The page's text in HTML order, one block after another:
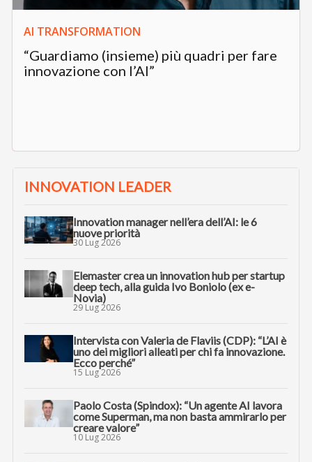
AI TRANSFORMATION
“Guardiamo (insieme) più quadri per fare
innovazione con l’AI”
INNOVATION LEADER
Innovation manager nell’era dell’AI: le 6
nuove priorità
30 Lug 2026
Elemaster crea un innovation hub per startup
deep tech, alla guida Ivo Boniolo (ex e-
Novia)
29 Lug 2026
Intervista con Valeria de Flaviis (CDP): “L’AI è
uno dei migliori alleati per chi fa innovazione.
Ecco perché”
15 Lug 2026
Paolo Costa (Spindox): “Un agente AI lavora
come Superman, ma non basta ammirarlo per
creare valore”
10 Lug 2026